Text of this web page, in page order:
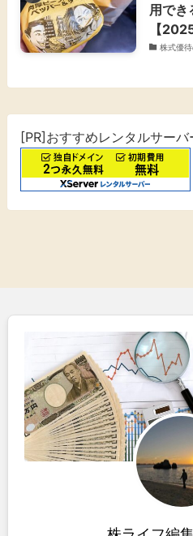
用でき
【
株式優
[PR]おすすめレンタルサーバ